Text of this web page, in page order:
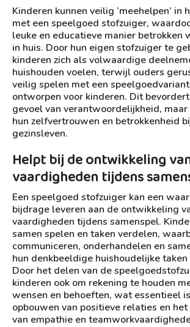
Kinderen kunnen veilig ‘meehelpen’ in
met een speelgoed stofzuiger,
leuke en educatieve manier betrokken
in huis. Door hun eigen stofzuiger te
kinderen zich als volwaardige
huishouden voelen, terwijl ouders
veilig spelen met een
ontworpen voor kinderen. Dit
gevoel van verantwoordelijkheid,
hun zelfvertrouwen en betrokkenheid
gezinsleven.
Helpt bij de ontwikkeling
vaardigheden tijdens
Een speelgoed stofzuiger kan een
bijdrage leveren aan de ontwikkeling
vaardigheden tijdens samenspel.
samen spelen en taken verdelen,
communiceren, onderhandelen en
hun denkbeeldige huishoudelijke
Door het delen van de
kinderen ook om rekening te houden
wensen en behoeften, wat essentieel
opbouwen van positieve relaties en
van empathie en